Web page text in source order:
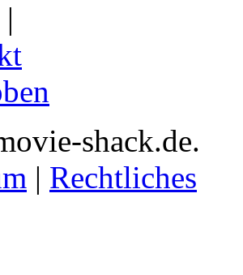
|
shack.de.
| Rechtliches